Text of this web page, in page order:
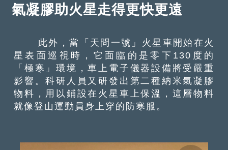
氣凝膠助火星走得更快更遠
此外，當「天問一號」火星車開始在火
星表面巡視時，它面臨的是零下130度的
「極寒」環境，車上電子儀器設備將受嚴重
影響。科研人員又研發出第二種納米氣凝膠
物料，用以鋪設在火星車上保溫，這層物料
就像登山運動員身上穿的防寒服。